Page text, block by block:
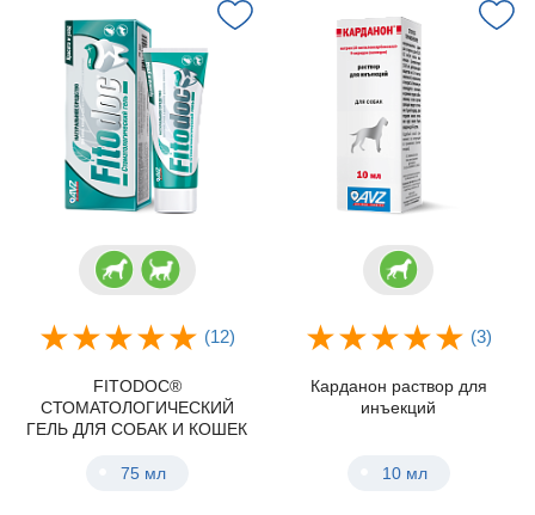
(12)
FITODOC®
СТОМАТОЛОГИЧЕСКИЙ
ГЕЛЬ ДЛЯ СОБАК И КОШЕК
75 мл
(3)
Карданон раствор для
инъекций
10 мл